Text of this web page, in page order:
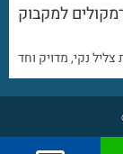
למקבוק